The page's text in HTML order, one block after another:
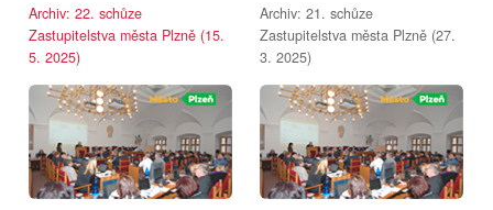
Archiv: 22. schůze
Zastupitelstva města Plzně (15.
5. 2025)
Archiv: 21. schůze
Zastupitelstva města Plzně (27.
3. 2025)